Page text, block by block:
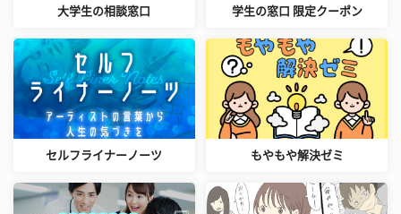
大学生の相談窓口 学生の窓口 限定クーポン
セルフライナーノーツ もやもや解決ゼミ